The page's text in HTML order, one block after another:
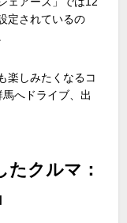
定されているの
楽しみたくなるコ
へドライブ、出
たクルマ：